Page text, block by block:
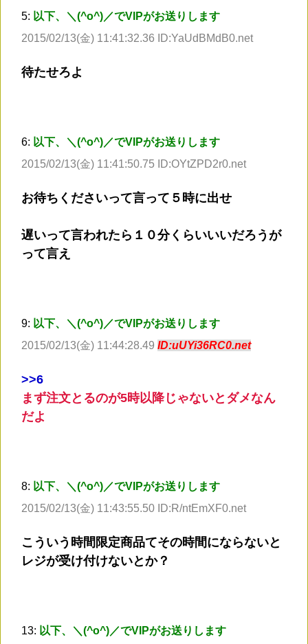
5: 以下、＼(^o^)／でVIPがお送りします
2015/02/13(金) 11:41:32.36 ID:YaUdBMdB0.net
待たせろよ
6: 以下、＼(^o^)／でVIPがお送りします
2015/02/13(金) 11:41:50.75 ID:OYtZPD2r0.net
お待ちくださいって言って５時に出せ
遅いって言われたら１０分くらいいいだろうが
って言え
9: 以下、＼(^o^)／でVIPがお送りします
2015/02/13(金) 11:44:28.49 ID:uUYi36RC0.net
>>6
まず注文とるのが5時以降じゃないとダメなん
だよ
8: 以下、＼(^o^)／でVIPがお送りします
2015/02/13(金) 11:43:55.50 ID:R/ntEmXF0.net
こういう時間限定商品てその時間にならないと
レジが受け付けないとか？
13: 以下、＼(^o^)／でVIPがお送りします